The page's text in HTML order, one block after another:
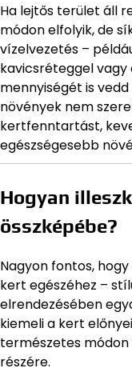
Ha lejtős terület áll
módon elfolyik, de
vízelvezetés –
kavicsréteggel vagy
mennyiségét is
növények nem
kertfenntartást,
egészségesebb
Hogyan
összképébe?
Nagyon fontos,
kert egészéhez –
elrendezésében
kiemeli a kert
természetes
részére.